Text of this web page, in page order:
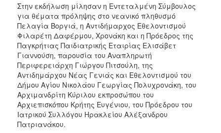
Στην εκδήλωση μίλησαν η Εντεταλμένη Σύμβουλος
για θέματα πρόληψης στο νεανικό πληθυσμό
Πελαγία Βοργιά, η Αντιδήμαρχος Εθελοντισμού
Φιλαρέτη Δαφέρμου, Χρονάκη και η Πρόεδρος της
Παγκρήτιας Παιδιατρικής Εταιρίας Ελισάβετ
Γιαννούση, παρουσία του Αναπληρωτή
Περιφερειάρχη Γιώργου Πιτσούλη, της
Αντιδημάρχου Νέας Γενιάς και Εθελοντισμού του
Δήμου Αγίου Νικολάου Γεωργίας Πολυχρονάκη, του
Αρχιμανδρίτη Κύριλου εκπροσώπου του
Αρχιεπισκόπου Κρήτης Ευγένιου, του Πρόεδρου του
Ιατρικού Συλλόγου Ηρακλείου Αλέξανδρου
Πατριανάκου.